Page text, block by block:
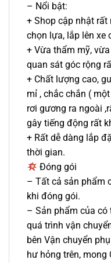
– Nổi bật:
+ Shop cập nhật
chọn lựa, lắp lên xe
+ Vừa thẩm mỹ,
quan sát góc rộng
+ Chất lượng cao,
mỉ , chắc chắn (
rơi gương ra ngoài
gây tiếng động rất
+ Rất dễ dàng lắp
thời gian.
Đóng gói
– Tất cả sản phẩm
khi đóng gói.
– Sản phẩm của có
quá trình vận
bên Vận chuyển
hư hỏng trên, mong